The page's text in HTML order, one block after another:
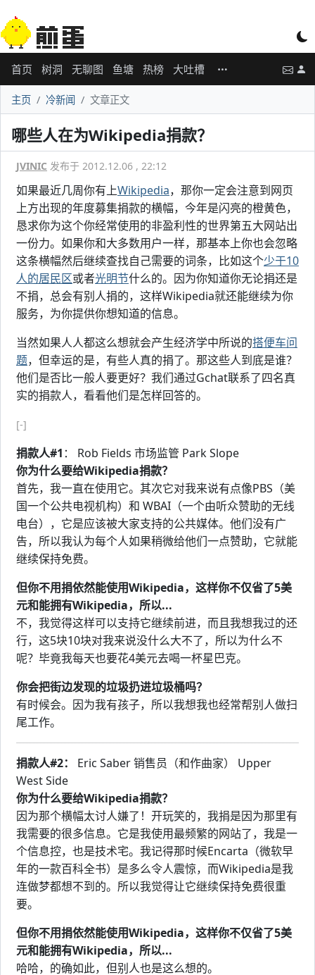
首页 树洞 无聊图 鱼塘 热榜 大吐槽
主页 冷新闻 文章正文
哪些人在为Wikipedia捐款？
JVINIC 发布于 2012.12.06 , 22:12
如果最近几周你有上Wikipedia，那你一定会注意到网页
上方出现的年度募集捐款的横幅，今年是闪亮的橙黄色，
恳求你为这个你经常使用的非盈利性的世界第五大网站出
一份力。如果你和大多数用户一样，那基本上你也会忽略
这条横幅然后继续查找自己需要的词条，比如这个少于10
人的居民区或者光明节什么的。因为你知道你无论捐还是
不捐，总会有别人捐的，这样Wikipedia就还能继续为你
服务，为你提供你想知道的信息。
当然如果人人都这么想就会产生经济学中所说的搭便车问
题，但幸运的是，有些人真的捐了。那这些人到底是谁？
他们是否比一般人要更好？我们通过Gchat联系了四名真
实的捐款人，看看他们是怎样回答的。
[-]
捐款人#1 ： Rob Fields 市场监管 Park Slope
你为什么要给Wikipedia捐款？
首先，我一直在使用它。其次它对我来说有点像PBS（美
国一个公共电视机构）和 WBAI（一个由听众赞助的无线
电台），它是应该被大家支持的公共媒体。他们没有广
告，所以我认为每个人如果稍微给他们一点赞助，它就能
继续保持免费。
但你不用捐依然能使用Wikipedia，这样你不仅省了5美
元和能拥有Wikipedia，所以...
不，我觉得这样可以支持它继续前进，而且我想我过的还
行，这5块10块对我来说没什么大不了，所以为什么不
呢？毕竟我每天也要花4美元去喝一杯星巴克。
你会把街边发现的垃圾扔进垃圾桶吗？
有时候会。因为我有孩子，所以我想我也经常帮别人做扫
尾工作。
捐款人#2：
Eric Saber 销售员（和作曲家） Upper
West Side
你为什么要给Wikipedia捐款？
因为那个横幅太讨人嫌了！开玩笑的，我捐是因为那里有
我需要的很多信息。它是我使用最频繁的网站了，我是一
个信息控，也是技术宅。我记得那时候Encarta（微软早
年的一款百科全书）是多么令人震惊，而Wikipedia是我
连做梦都想不到的。所以我觉得让它继续保持免费很重
要。
但你不用捐依然能使用Wikipedia，这样你不仅省了5美
元和能拥有Wikipedia，所以...
哈哈，的确如此，但别人也是这么想的。